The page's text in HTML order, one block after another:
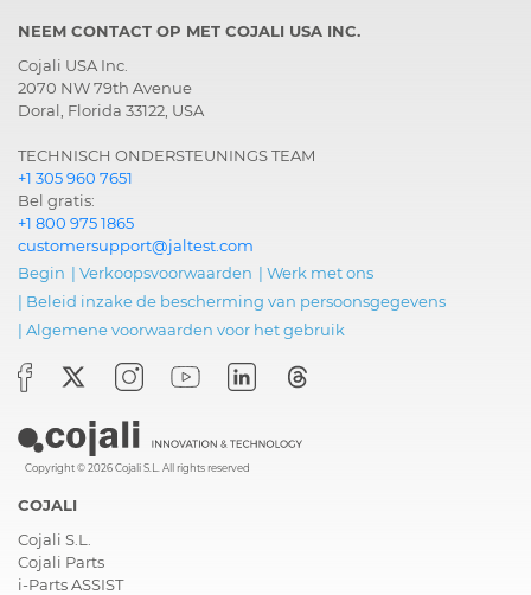
NEEM CONTACT OP MET COJALI USA INC.
Cojali USA Inc.
2070 NW 79th Avenue
Doral, Florida 33122, USA
TECHNISCH ONDERSTEUNINGS TEAM
+1 305 960 7651
Bel gratis:
+1 800 975 1865
customersupport@jaltest.com
Begin | Verkoopsvoorwaarden | Werk met ons
| Beleid inzake de bescherming van persoonsgegevens
| Algemene voorwaarden voor het gebruik
Copyright © 2026 Cojali S.L. All rights reserved
COJALI
Cojali S.L.
Cojali Parts
i-Parts ASSIST